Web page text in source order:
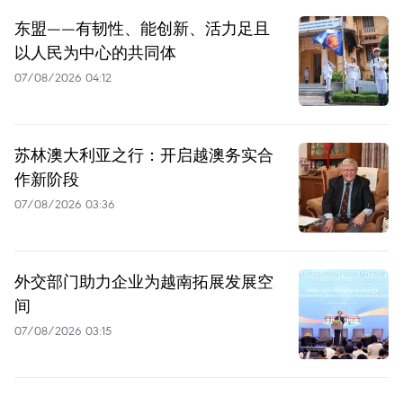
东盟——有韧性、能创新、活力足且
以人民为中心的共同体
07/08/2026 04:12
苏林澳大利亚之行：开启越澳务实合
作新阶段
07/08/2026 03:36
外交部门助力企业为越南拓展发展空
间
07/08/2026 03:15